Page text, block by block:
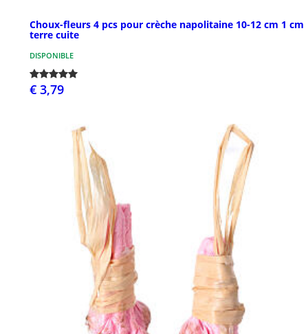
Choux-fleurs 4 pcs pour crèche napolitaine 10-12 cm 1 cm
terre cuite
DISPONIBLE
€ 3,79